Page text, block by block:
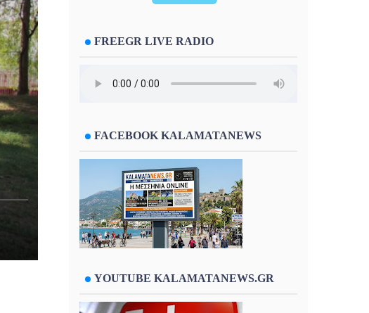
FREEGR LIVE RADIO
FACEBOOK KALAMATANEWS
YOUTUBE KALAMATANEWS.GR